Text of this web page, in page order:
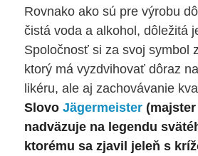
Rovnako ako sú pre výrobu
čistá voda a alkohol, dôležitá
Spoločnosť si za svoj symbol
ktorý má vyzdvihovať dôraz
likéru, ale aj zachovávanie
Slovo Jägermeister(majster
nadväzuje na legendu
ktorému sa zjavil jeleň s